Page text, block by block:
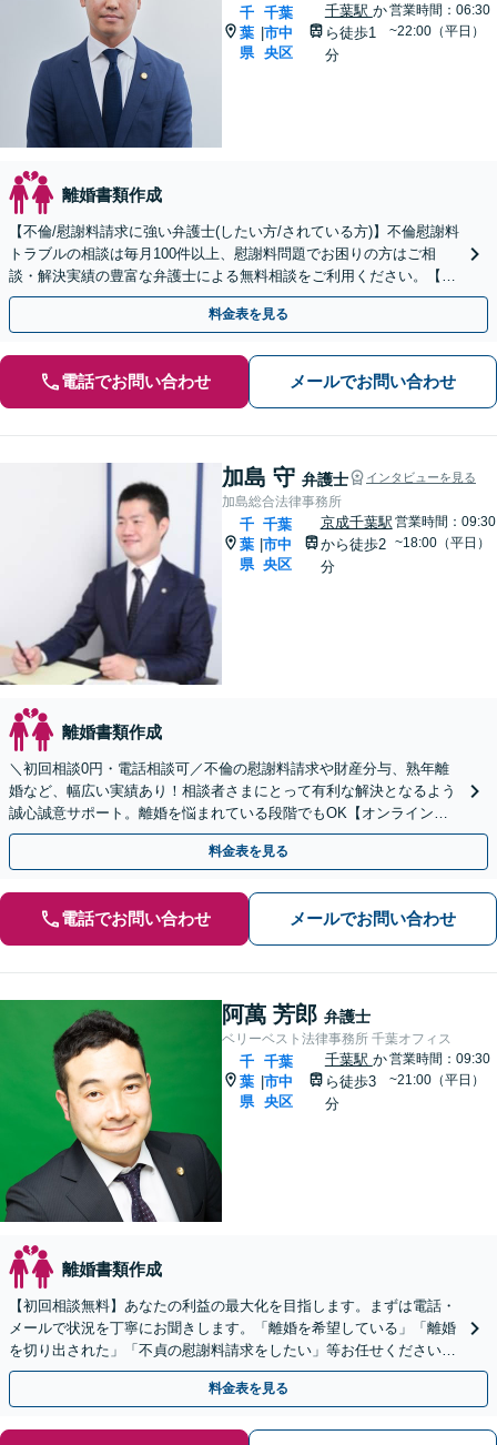
千
葉
県
|
千葉
市中
央区
千葉駅 か
ら徒歩1
分
営業時間：06:30
~22:00（平日）
離婚書類作成
【不倫/慰謝料請求に強い弁護士(したい方/されている方)】不倫慰謝料
トラブルの相談は毎月100件以上、慰謝料問題でお困りの方はご相
談・解決実績の豊富な弁護士による無料相談をご利用ください。【不
倫相談は初回0円】【千葉県全域対応】
料金表を見る
電話でお問い合わせ メールでお問い合わせ
加島 守 弁護士 インタビューを見る
加島総合法律事務所
千
葉
県
千葉
市中
央区
京成千葉駅
から徒歩2
分
営業時間：09:30
~18:00（平日）
離婚書類作成
＼初回相談0円・電話相談可／不倫の慰謝料請求や財産分与、熟年離
婚など、幅広い実績あり！相談者さまにとって有利な解決となるよう
誠心誠意サポート。離婚を悩まれている段階でもOK【オンライン相
談】お気軽にご相談ください【子連れ相談可】
料金表を見る
電話でお問い合わせ メールでお問い合わせ
阿萬 芳郎 弁護士
ベリーベスト法律事務所 千葉オフィス
千
葉
県
|
千葉
市中
央区
千葉駅 か
ら徒歩3
分
営業時間：09:30
~21:00（平日）
離婚書類作成
【初回相談無料】あなたの利益の最大化を目指します。まずは電話・
メールで状況を丁寧にお聞きします。「離婚を希望している」「離婚
を切り出された」「不貞の慰謝料請求をしたい」等お任せください。
【リーズナブルな料金設定】
料金表を見る